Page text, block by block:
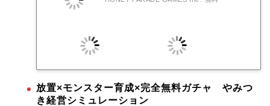
放置×モンスター育成×完全無料ガチャ やみつ
き経営シミュレーション